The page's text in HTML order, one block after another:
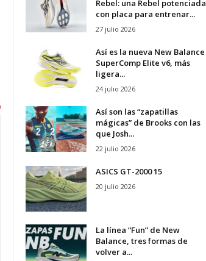
Rebel: una Rebel potenciada
con placa para entrenar...
27 julio 2026
Así es la nueva New Balance
SuperComp Elite v6, más
ligera...
24 julio 2026
Así son las “zapatillas
mágicas” de Brooks con las
que Josh...
22 julio 2026
ASICS GT-2000 15
20 julio 2026
La línea “Fun” de New
Balance, tres formas de
volver a...